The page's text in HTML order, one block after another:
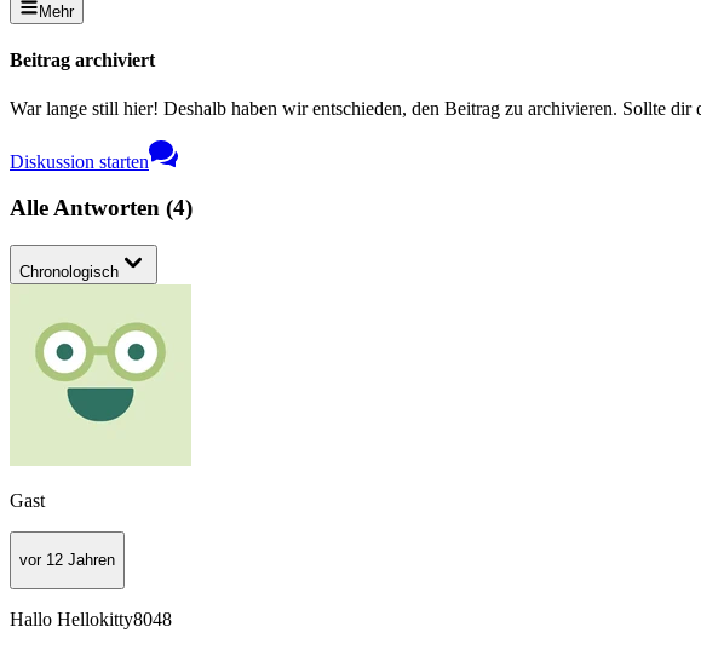
Mehr
Beitrag archiviert
War lange still hier! Deshalb haben wir entschieden, den Beitrag zu archivieren. Sollte
Diskussion starten
Alle Antworten (4)
Chronologisch
Gast
vor 12 Jahren
Hallo Hellokitty8048